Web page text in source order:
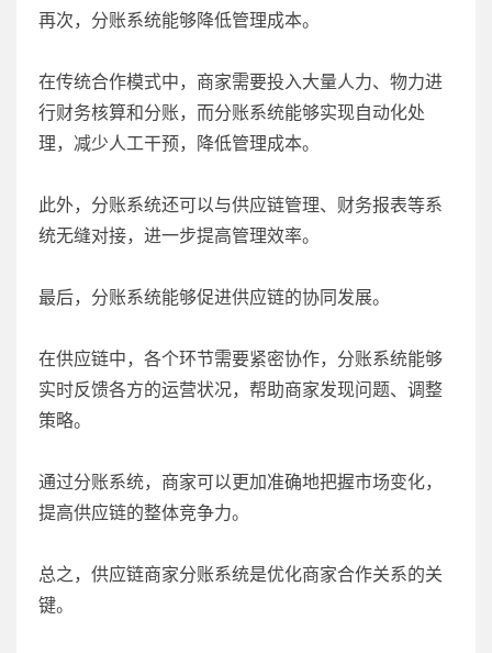
再次，分账系统能够降低管理成本。
在传统合作模式中，商家需要投入大量人力、物力进
行财务核算和分账，而分账系统能够实现自动化处
理，减少人工干预，降低管理成本。
此外，分账系统还可以与供应链管理、财务报表等系
统无缝对接，进一步提高管理效率。
最后，分账系统能够促进供应链的协同发展。
在供应链中，各个环节需要紧密协作，分账系统能够
实时反馈各方的运营状况，帮助商家发现问题、调整
策略。
通过分账系统，商家可以更加准确地把握市场变化，
提高供应链的整体竞争力。
总之，供应链商家分账系统是优化商家合作关系的关
键。